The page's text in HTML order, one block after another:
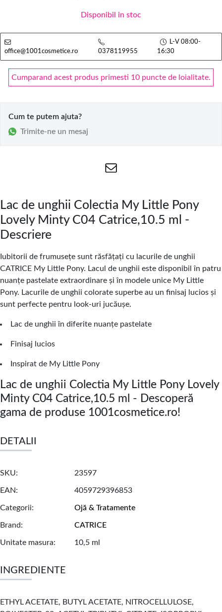
Disponibil in stoc
office@1001cosmetice.ro 0378119955
L-V 08:00-
16:30
Cumparand acest produs primesti 10 puncte de loialitate.
Cum te putem ajuta?
Trimite-ne un mesaj
Lac de unghii Colectia My Little Pony
Lovely Minty C04 Catrice,10.5 ml -
Descriere
Iubitorii de frumusețe sunt răsfățați cu lacurile de unghii
CATRICE My Little Pony. Lacul de unghii este disponibil în patru
nuanțe pastelate extraordinare și în modele unice My Little
Pony. Lacurile de unghii colorate superbe au un finisaj lucios și
sunt perfecte pentru look-uri jucăușe.
Lac de unghii în diferite nuanțe pastelate
Finisaj lucios
Inspirat de My Little Pony
Lac de unghii Colectia My Little Pony Lovely
Minty C04 Catrice,10.5 ml - Descoperă
gama de produse 1001cosmetice.ro!
DETALII
SKU 23597
EAN 4059729396853
Categorii Ojă & Tratamente
Brand CATRICE
Unitate masura 10,5 ml
INGREDIENTE
ETHYL ACETATE, BUTYL ACETATE, NITROCELLULOSE,